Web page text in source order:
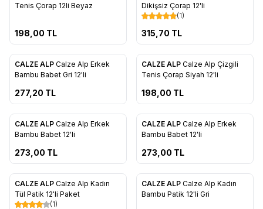
Favorilere Ekle
Tenis Çorap 12li Beyaz
198,00 TL
Favorilere Ekle
Dikişsiz Çorap 12'li
(1)
315,70 TL
Favorilere Ekle
CALZE ALP Calze Alp Erkek
Bambu Babet Gri 12'li
277,20 TL
Favorilere Ekle
Tükendi
CALZE ALP Calze Alp Çizgili
Tenis Çorap Siyah 12'li
198,00 TL
Favorilere Ekle
CALZE ALP Calze Alp Erkek
Bambu Babet 12'li
273,00 TL
Favorilere Ekle
Tükendi
CALZE ALP Calze Alp Erkek
Bambu Babet 12'li
273,00 TL
Favorilere Ekle
CALZE ALP Calze Alp Kadın
Tül Patik 12'li Paket
(1)
Favorilere Ekle
Tükendi
CALZE ALP Calze Alp Kadın
Bambu Patik 12'li Gri